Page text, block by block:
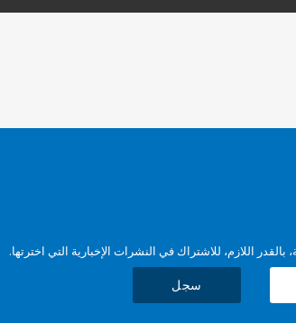
اللازم، للاشتراك في النشرات الإخبارية التي اخترتها.
سجل